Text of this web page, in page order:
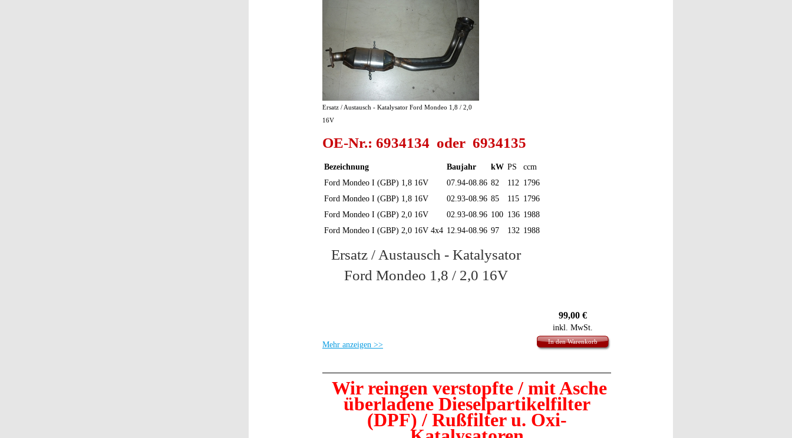
Ersatz / Austausch - Katalysator Ford Mondeo 1,8 / 2,0
16V
OE-Nr.: 6934134 oder 6934135
Bezeichnung Baujahr kW PS
ccm
Ford Mondeo I (GBP) 1,8 16V
07.94-08.86 82 112 1796
Ford Mondeo I (GBP) 1,8 16V
02.93-08.96 85 115 1796
Ford Mondeo I (GBP) 2,0 16V
02.93-08.96 100 136 1988
Ford Mondeo I (GBP) 2,0 16V 4x4 12.94-08.96 97 132 1988
99,00 €
inkl. MwSt.
In den Warenkorb
Ersatz / Austausch - Katalysator
Ford Mondeo 1,8 / 2,0 16V
Mehr anzeigen >>
Wir reingen verstopfte / mit Asche
überladene Dieselpartikelfilter
(DPF) / Rußfilter u. Oxi-